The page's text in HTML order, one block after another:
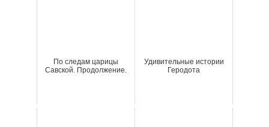
По следам царицы
Савской. Продолжение.
Удивительные истории
Геродота